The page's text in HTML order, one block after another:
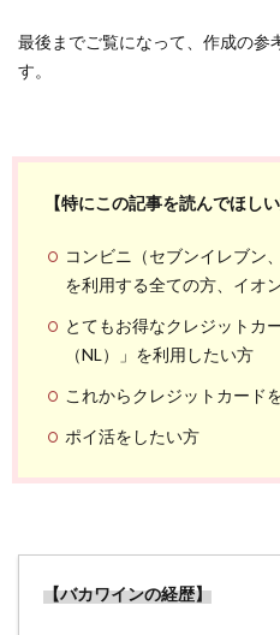
最後までご覧になって、作成の参
す。
【特にこの記事を読んでほしい
コンビニ（セブンイレブン
を利用する全ての方、イオ
とてもお得なクレジットカ
（NL）」を利用したい方
これからクレジットカード
ポイ活をしたい方
【バカワインの経歴】